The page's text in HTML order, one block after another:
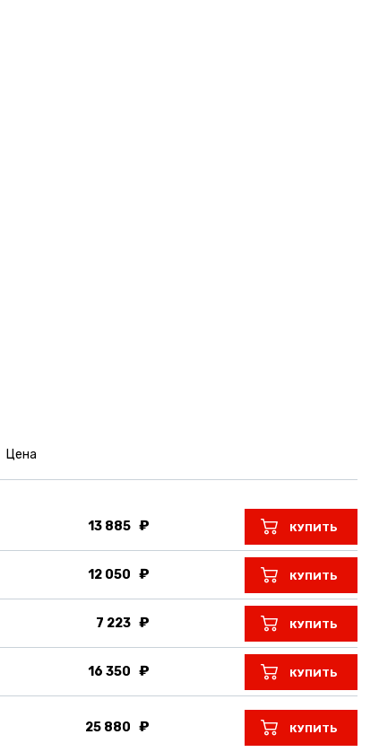
Цена
13 885 КУПИТЬ
12 050 КУПИТЬ
7 223 КУПИТЬ
16 350 КУПИТЬ
25 880 КУПИТЬ